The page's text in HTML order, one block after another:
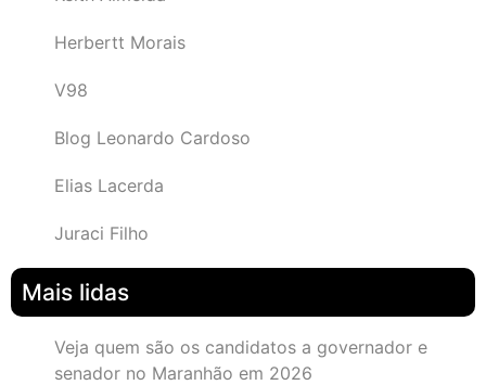
Herbertt Morais
V98
Blog Leonardo Cardoso
Elias Lacerda
Juraci Filho
Mais lidas
Veja quem são os candidatos a governador e
senador no Maranhão em 2026